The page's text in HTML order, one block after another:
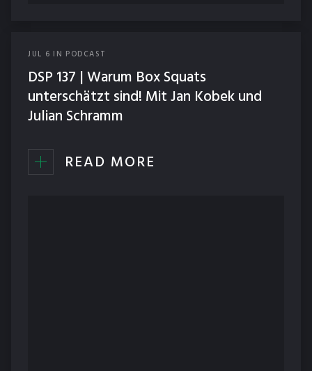
JUL 6 IN PODCAST
DSP 137 | Warum Box Squats
unterschätzt sind! Mit Jan Kobek und
Julian Schramm
READ MORE